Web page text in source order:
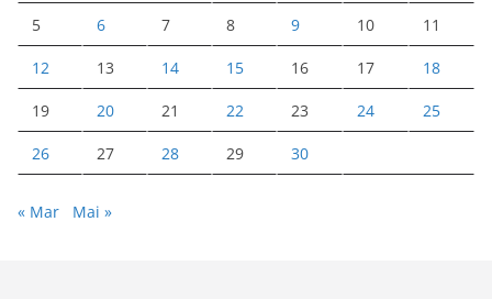
5 6 7 8 9 10 11
12 13 14 15 16 17 18
19 20 21 22 23 24 25
26 27 28 29 30
« Mar Mai »